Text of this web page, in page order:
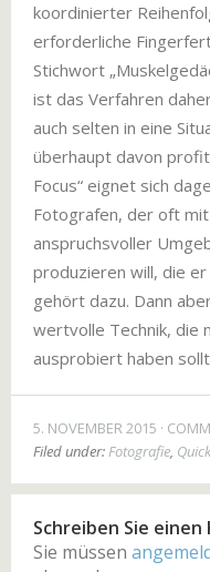
koordinierter
erforderliche
Stichwort
ist das Verfahren
auch selten in eine
überhaupt davon
Focus“ eignet sich
Fotografen, der oft
anspruchsvoller
produzieren will, die
gehört dazu. Dann
wertvolle Technik, die
ausprobiert haben
5. NOVEMBER 2015
Filed under:Fotografie,
Schreiben Sie
Sie müssen